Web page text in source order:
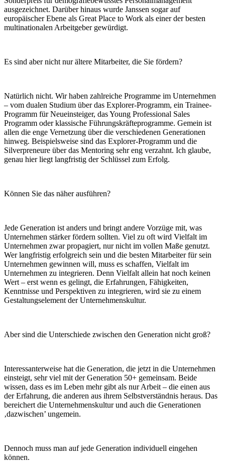
ausgezeichnet. Darüber hinaus wurde Janssen sogar auf
europäischer Ebene als Great Place to Work als einer der besten
multinationalen Arbeitgeber gewürdigt.
Es sind aber nicht nur ältere Mitarbeiter, die Sie fördern?
Natürlich nicht. Wir haben zahlreiche Programme im Unternehmen
– vom dualen Studium über das Explorer-Programm, ein Trainee-
Programm für Neueinsteiger, das Young Professional Sales
Programm oder klassische Führungskräfteprogramme. Gemein ist
allen die enge Vernetzung über die verschiedenen Generationen
hinweg. Beispielsweise sind das Explorer-Programm und die
Silverpreneure über das Mentoring sehr eng verzahnt. Ich glaube,
genau hier liegt langfristig der Schlüssel zum Erfolg.
Können Sie das näher ausführen?
Jede Generation ist anders und bringt andere Vorzüge mit, was
Unternehmen stärker fördern sollten. Viel zu oft wird Vielfalt im
Unternehmen zwar propagiert, nur nicht im vollen Maße genutzt.
Wer langfristig erfolgreich sein und die besten Mitarbeiter für sein
Unternehmen gewinnen will, muss es schaffen, Vielfalt im
Unternehmen zu integrieren. Denn Vielfalt allein hat noch keinen
Wert – erst wenn es gelingt, die Erfahrungen, Fähigkeiten,
Kenntnisse und Perspektiven zu integrieren, wird sie zu einem
Gestaltungselement der Unternehmenskultur.
Aber sind die Unterschiede zwischen den Generation nicht groß?
Interessanterweise hat die Generation, die jetzt in die Unternehmen
einsteigt, sehr viel mit der Generation 50+ gemeinsam. Beide
wissen, dass es im Leben mehr gibt als nur Arbeit – die einen aus
der Erfahrung, die anderen aus ihrem Selbstverständnis heraus. Das
bereichert die Unternehmenskultur und auch die Generationen
‚dazwischen’ ungemein.
Dennoch muss man auf jede Generation individuell eingehen
können.